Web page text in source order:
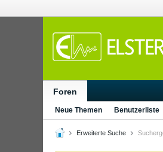
Foren
Neue Themen Benutzerliste
Erweiterte Suche